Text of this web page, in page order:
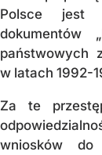
Polsce jest
dokumentów
państwowych
w latach 1992-
Za te
wniosków